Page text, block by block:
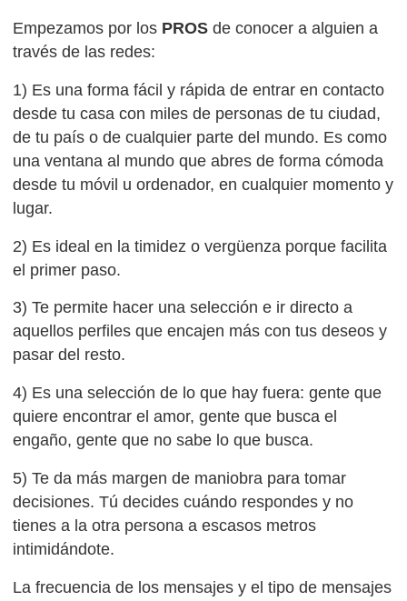
Empezamos por los PROS de conocer a alguien a
través de las redes:
1) Es una forma fácil y rápida de entrar en contacto
desde tu casa con miles de personas de tu ciudad,
de tu país o de cualquier parte del mundo. Es como
una ventana al mundo que abres de forma cómoda
desde tu móvil u ordenador, en cualquier momento y
lugar.
2) Es ideal en la timidez o vergüenza porque facilita
el primer paso.
3) Te permite hacer una selección e ir directo a
aquellos perfiles que encajen más con tus deseos y
pasar del resto.
4) Es una selección de lo que hay fuera: gente que
quiere encontrar el amor, gente que busca el
engaño, gente que no sabe lo que busca.
5) Te da más margen de maniobra para tomar
decisiones. Tú decides cuándo respondes y no
tienes a la otra persona a escasos metros
intimidándote.
La frecuencia de los mensajes y el tipo de mensajes